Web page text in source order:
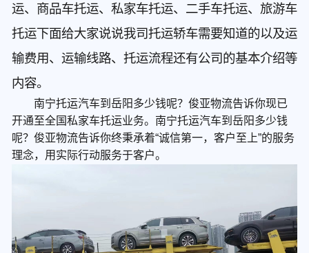
运、商品车托运、私家车托运、二手车托运、旅游车
托运下面给大家说说我司托运轿车需要知道的以及运
输费用、运输线路、托运流程还有公司的基本介绍等
内容。
南宁托运汽车到岳阳多少钱呢？俊亚物流告诉你现已
开通至全国私家车托运业务。南宁托运汽车到岳阳多少钱
呢？俊亚物流告诉你终秉承着“诚信第一，客户至上”的服务
理念，用实际行动服务于客户。